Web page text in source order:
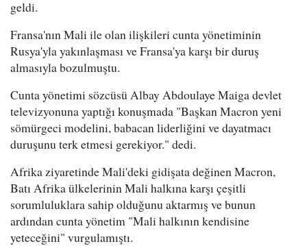
geldi.
Fransa'nın Mali ile olan ilişkileri cunta yönetiminin
Rusya'yla yakınlaşması ve Fransa'ya karşı bir duruş
almasıyla bozulmuştu.
Cunta yönetimi sözcüsü Albay Abdoulaye Maiga devlet
televizyonuna yaptığı konuşmada "Başkan Macron yeni
sömürgeci modelini, babacan liderliğini ve dayatmacı
duruşunu terk etmesi gerekiyor." dedi.
Afrika ziyaretinde Mali'deki gidişata değinen Macron,
Batı Afrika ülkelerinin Mali halkına karşı çeşitli
sorumluluklara sahip olduğunu aktarmış ve bunun
ardından cunta yönetim "Mali halkının kendisine
yeteceğini" vurgulamıştı.